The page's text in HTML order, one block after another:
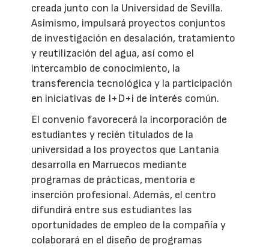
creada junto con la Universidad de Sevilla.
Asimismo, impulsará proyectos conjuntos
de investigación en desalación, tratamiento
y reutilización del agua, así como el
intercambio de conocimiento, la
transferencia tecnológica y la participación
en iniciativas de I+D+i de interés común.
El convenio favorecerá la incorporación de
estudiantes y recién titulados de la
universidad a los proyectos que Lantania
desarrolla en Marruecos mediante
programas de prácticas, mentoría e
inserción profesional. Además, el centro
difundirá entre sus estudiantes las
oportunidades de empleo de la compañía y
colaborará en el diseño de programas